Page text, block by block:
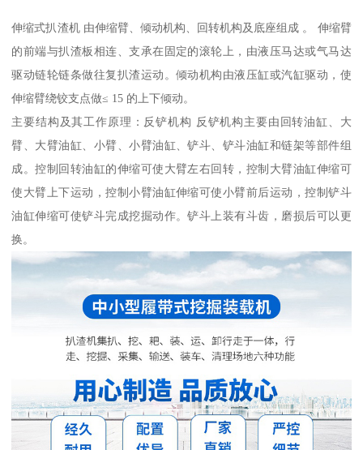
伸缩式扒渣机 由伸缩臂、倾动机构、回转机构及底座组成 。 伸缩臂
的前端与扒渣板相连、支承在固定的滚轮上，由液压马达或气马达
驱动链轮链条做往复扒渣运动。倾动机构由液压缸或汽缸驱动，使
伸缩臂绕铰支点做≤ 15 的上下倾动。
主要结构及其工作原理：反铲机构 反铲机构主要由回转油缸、大
臂、大臂油缸、小臂、小臂油缸、铲斗、铲斗油缸和链架等部件组
成。控制回转油缸的伸缩可使大臂左右回转，控制大臂油缸伸缩可
使大臂上下运动，控制小臂油缸伸缩可使小臂前后运动，控制铲斗
油缸伸缩可使铲斗完成挖掘动作。铲斗上装有斗齿，磨损后可以更
换。